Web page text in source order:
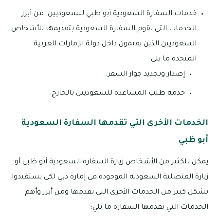
خدمات السفارة السعودية أبو ظبي للسعوديين: من أبرز
الخدمات التي تقوم السفارة السعودية بتقديمها للأشخاص
السعوديين الذين يقيمون داخل دولة الإمارات العربية
المتحدة ما يلي:
إصدار وتجديد جواز السفر.
خدمة طلب المساعدة للسعوديين بالخارج.
الخدمات الأخرى التي تقدمها السفارة السعودية
أبو ظبي
يمكن للكثير من الأشخاص زيارة السفارة السعودية أبو ظبي أو
زيارة القنصلية السعودية الموجودة في إمارة دبي لكي يستفيدوا
بشكل كبير من الخدمات الأخرى التي تقدمها ومن أبرز وأهم
الخدمات التي تقدمها السفارة ما يلي: